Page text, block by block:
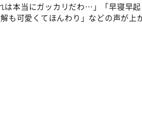
は本当にガッカリだわ…」「早寝早
も可愛くてほんわり」などの声が上